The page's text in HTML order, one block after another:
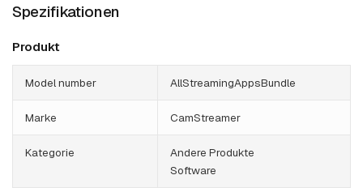
Spezifikationen
Produkt
Model number AllStreamingAppsBundle
Marke CamStreamer
Kategorie
Andere Produkte
Software